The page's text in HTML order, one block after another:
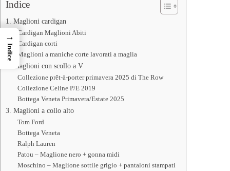
Indice
1. Maglioni cardigan
Cardigan Maglioni Abiti
Cardigan corti
Maglioni a maniche corte lavorati a maglia
2. Maglioni con scollo a V
Collezione prêt-à-porter primavera 2025 di The Row
Collezione Celine P/E 2019
Bottega Veneta Primavera/Estate 2025
3. Maglioni a collo alto
Tom Ford
Bottega Veneta
Ralph Lauren
Patou – Maglione nero + gonna midi
Moschino – Maglione sottile grigio + pantaloni stampati
→
Indice